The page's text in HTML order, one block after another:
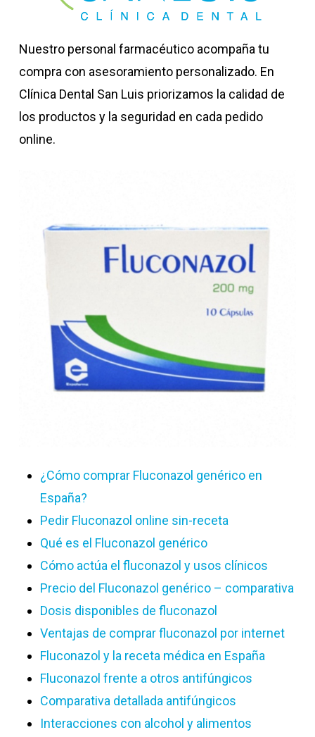
Nuestro personal farmacéutico acompaña tu
compra con asesoramiento personalizado. En
Clínica Dental San Luis priorizamos la calidad de
los productos y la seguridad en cada pedido
online.
¿Cómo comprar Fluconazol genérico en
España?
Pedir Fluconazol online sin-receta
Qué es el Fluconazol genérico
Cómo actúa el fluconazol y usos clínicos
Precio del Fluconazol genérico – comparativa
Dosis disponibles de fluconazol
Ventajas de comprar fluconazol por internet
Fluconazol y la receta médica en España
Fluconazol frente a otros antifúngicos
Comparativa detallada antifúngicos
Interacciones con alcohol y alimentos